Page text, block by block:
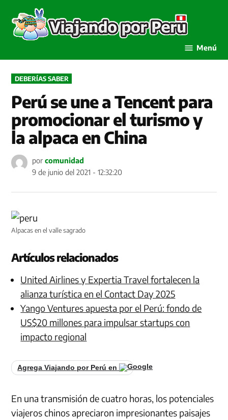
contenido
por
Menú
PUBLICADO
EN
DEBERÍAS SABER
Perú se une a Tencent para
promocionar el turismo y
la alpaca en China
por comunidad
9 de junio del 2021 - 12:32:20
Alpacas en el valle sagrado
Artículos relacionados
United Airlines y Expertia Travel fortalecen la
alianza turística en el Contact Day 2025
Yango Ventures apuesta por el Perú: fondo de
US$20 millones para impulsar startups con
impacto regional
Agrega Viajando por Perú en
En una transmisión de cuatro horas, los potenciales
viajeros chinos apreciaron impresionantes paisajes